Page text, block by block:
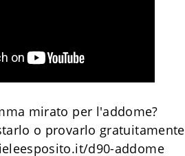
mirato per l'addome?
o provarlo gratuitamente
d90-addome